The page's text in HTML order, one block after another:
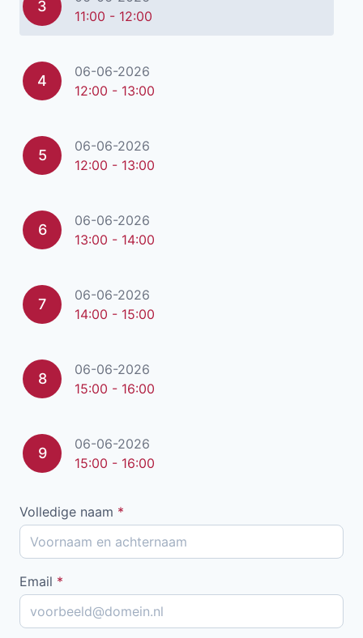
3
11:00 - 12:00
4
06-06-2026
12:00 - 13:00
5
06-06-2026
12:00 - 13:00
6
06-06-2026
13:00 - 14:00
7
06-06-2026
14:00 - 15:00
8
06-06-2026
15:00 - 16:00
9
06-06-2026
15:00 - 16:00
Volledige naam *
Email *